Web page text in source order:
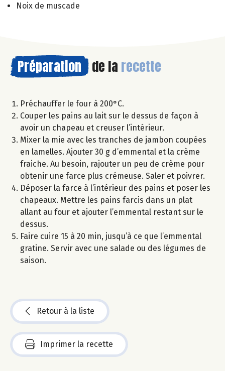
Noix de muscade
Préparation de la recette
Préchauffer le four à 200°C.
Couper les pains au lait sur le dessus de façon à
avoir un chapeau et creuser l’intérieur.
Mixer la mie avec les tranches de jambon coupées
en lamelles. Ajouter 30 g d’emmental et la crème
fraiche. Au besoin, rajouter un peu de crème pour
obtenir une farce plus crémeuse. Saler et poivrer.
Déposer la farce à l’intérieur des pains et poser les
chapeaux. Mettre les pains farcis dans un plat
allant au four et ajouter l’emmental restant sur le
dessus.
Faire cuire 15 à 20 min, jusqu’à ce que l’emmental
gratine. Servir avec une salade ou des légumes de
saison.
Retour à la liste
Imprimer la recette